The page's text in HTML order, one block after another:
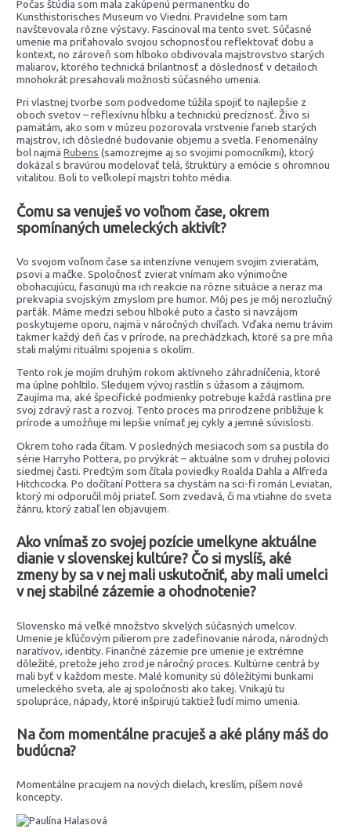
Počas štúdia som mala zakúpenú permanentku do
Kunsthistorisches Museum vo Viedni. Pravidelne som tam
navštevovala rôzne výstavy. Fascinoval ma tento svet. Súčasné
umenie ma priťahovalo svojou schopnosťou reflektovať dobu a
kontext, no zároveň som hlboko obdivovala majstrovstvo starých
maliarov, ktorého technická brilantnosť a dôslednosť v detailoch
mnohokrát presahovali možnosti súčasného umenia.
Pri vlastnej tvorbe som podvedome túžila spojiť to najlepšie z
oboch svetov – reflexívnu hĺbku a technickú precíznosť. Živo si
pamätám, ako som v múzeu pozorovala vrstvenie farieb starých
majstrov, ich dôsledné budovanie objemu a svetla. Fenomenálny
bol najmäRubens (samozrejme aj so svojimi pomocníkmi), ktorý
dokázal s bravúrou modelovať telá, štruktúry a emócie s ohromnou
vitalitou. Boli to veľkolepí majstri tohto média.
Čomu sa venuješ vo voľnom čase, okrem
spomínaných umeleckých aktivít?
Vo svojom voľnom čase sa intenzívne venujem svojim zvieratám,
psovi a mačke. Spoločnosť zvierat vnímam ako výnimočne
obohacujúcu, fascinujú ma ich reakcie na rôzne situácie a neraz ma
prekvapia svojským zmyslom pre humor. Môj pes je môj nerozlučný
parťák. Máme medzi sebou hlboké puto a často si navzájom
poskytujeme oporu, najmä v náročných chvíľach. Vďaka nemu trávim
takmer každý deň čas v prírode, na prechádzkach, ktoré sa pre mňa
stali malými rituálmi spojenia s okolím.
Tento rok je mojím druhým rokom aktívneho záhradníčenia, ktoré
ma úplne pohltilo. Sledujem vývoj rastlín s úžasom a záujmom.
Zaujíma ma, aké špecifické podmienky potrebuje každá rastlina pre
svoj zdravý rast a rozvoj. Tento proces ma prirodzene približuje k
prírode a umožňuje mi lepšie vnímať jej cykly a jemné súvislosti.
Okrem toho rada čítam. V posledných mesiacoch som sa pustila do
série Harryho Pottera, po prvýkrát – aktuálne som v druhej polovici
siedmej časti. Predtým som čítala poviedky Roalda Dahla a Alfreda
Hitchcocka. Po dočítaní Pottera sa chystám na sci-fi román Leviatan,
ktorý mi odporučil môj priateľ. Som zvedavá, či ma vtiahne do sveta
žánru, ktorý zatiaľ len objavujem.
Ako vnímaš zo svojej pozície umelkyne aktuálne
dianie v slovenskej kultúre? Čo si myslíš, aké
zmeny by sa v nej mali uskutočniť, aby mali umelci
v nej stabilné zázemie a ohodnotenie?
Slovensko má veľké množstvo skvelých súčasných umelcov.
Umenie je kľúčovým pilierom pre zadefinovanie národa, národných
naratívov, identity. Finančné zázemie pre umenie je extrémne
dôležité, pretože jeho zrod je náročný proces. Kultúrne centrá by
mali byť v každom meste. Malé komunity sú dôležitými bunkami
umeleckého sveta, ale aj spoločnosti ako takej. Vnikajú tu
spolupráce, nápady, ktoré inšpirujú taktiež ľudí mimo umenia.
Na čom momentálne pracuješ a aké plány máš do
budúcna?
Momentálne pracujem na nových dielach, kreslím, píšem nové
koncepty.